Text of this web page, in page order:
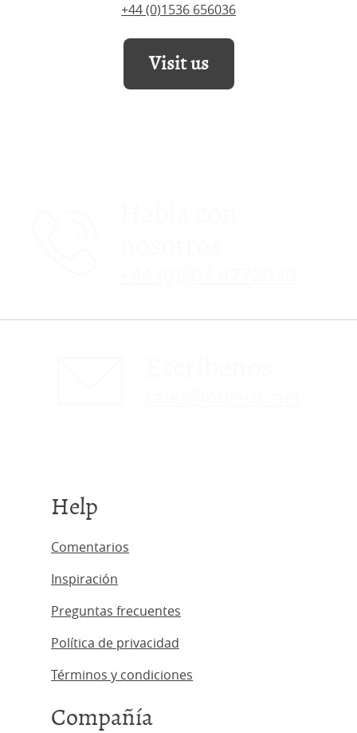
+44 (0)1536 656036
Visit us
Help
Comentarios
Inspiración
Preguntas frecuentes
Política de privacidad
Términos y condiciones
Compañía